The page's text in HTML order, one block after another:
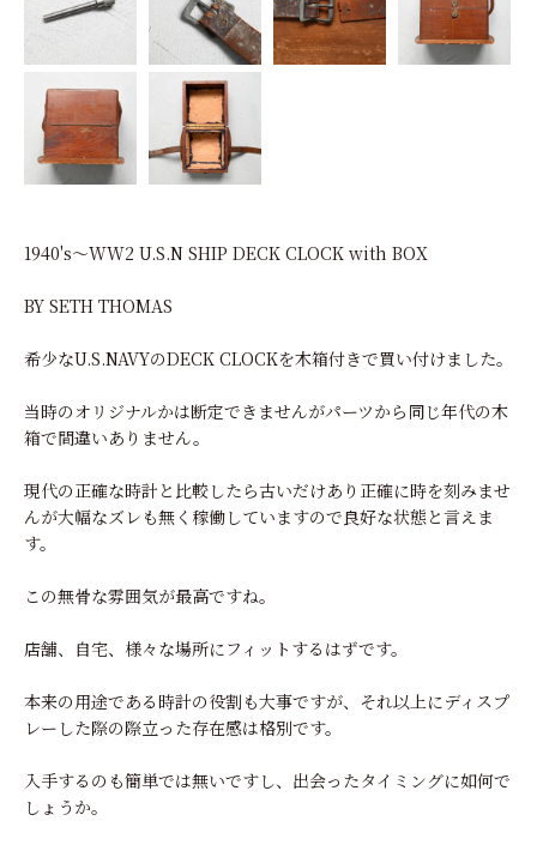
1940's～WW2 U.S.N SHIP DECK CLOCK with BOX
BY SETH THOMAS
希少なU.S.NAVYのDECK CLOCKを木箱付きで買い付けました。
当時のオリジナルかは断定できませんがパーツから同じ年代の木
箱で間違いありません。
現代の正確な時計と比較したら古いだけあり正確に時を刻みませ
んが大幅なズレも無く稼働していますので良好な状態と言えま
す。
この無骨な雰囲気が最高ですね。
店舗、自宅、様々な場所にフィットするはずです。
本来の用途である時計の役割も大事ですが、それ以上にディスプ
レーした際の際立った存在感は格別です。
入手するのも簡単では無いですし、出会ったタイミングに如何で
しょうか。